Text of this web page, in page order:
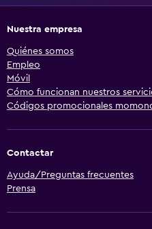
Nuestra empresa
Quiénes somos
Empleo
Móvil
Cómo funcionan nuestros
Códigos promocionales
Contactar
Ayuda/Preguntas frecuentes
Prensa